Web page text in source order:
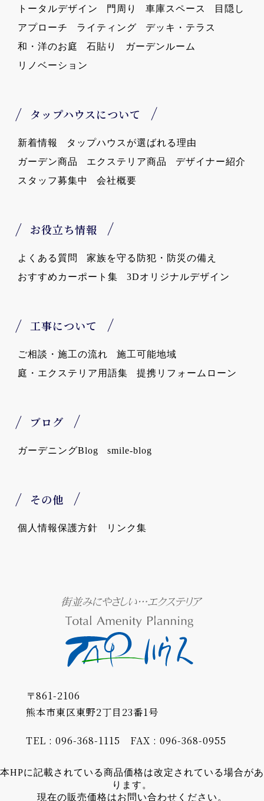
トータルデザイン 門周り 車庫スペース
目隠し
アプローチ
ライティング
デッキ・テラス
和・洋のお庭
石貼り
ガーデンルーム
リノベーション
タップハウスについて
新着情報
タップハウスが選ばれる理由
ガーデン商品
エクステリア商品
デザイナー紹介
スタッフ募集中
会社概要
お役立ち情報
よくある質問
家族を守る防犯・防災の備え
おすすめカーポート集
3Dオリジナルデザイン
工事について
ご相談・施工の流れ
施工可能地域
庭・エクステリア用語集
提携リフォームローン
ブログ
ガーデニングBlog smile-blog
その他
個人情報保護方針 リンク集
〒861-2106
熊本市東区東野2丁目23番1号
TEL : 096-368-1115 FAX : 096-368-0955
本HPに記載されている商品価格は改定されている場合があ
ります。
現在の販売価格はお問い合わせください。